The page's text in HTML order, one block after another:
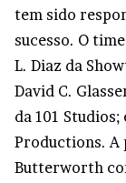
tem sido
sucesso. O
L. Diaz da
David C.
da 101
Productions. A
Butterworth